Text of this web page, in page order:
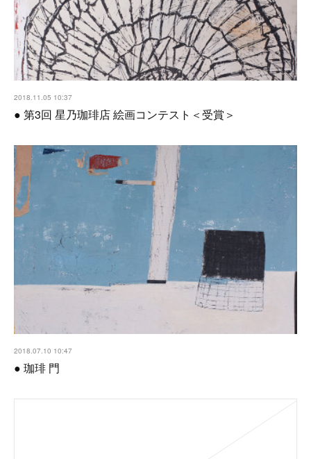
2018.11.05 10:37
● 第3回 星乃珈琲店 絵画コンテスト＜受賞＞
2018.07.10 10:47
● 珈琲 門